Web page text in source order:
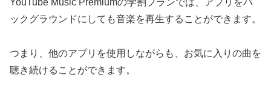
YouTube Music Premiumの学割プランでは、アプリをバ
ックグラウンドにしても音楽を再生することができます。
つまり、他のアプリを使用しながらも、お気に入りの曲を
聴き続けることができます。